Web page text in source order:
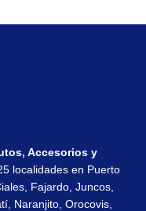
Accesorios y
localidades en Puerto
Fajardo, Juncos,
Naranjito, Orocovis,